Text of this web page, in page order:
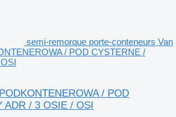
semi-remorque porte-conteneurs Van
/ POD CYSTERNE /
/ POD
ADR / 3 OSIE / OSI